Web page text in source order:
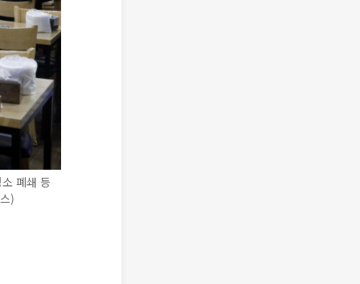
폐쇄 등
)